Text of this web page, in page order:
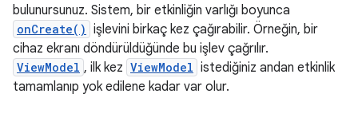
bulunursunuz. Sistem, bir etkinliğin varlığı boyunca
onCreate() işlevini birkaç kez çağırabilir. Örneğin, bir
cihaz ekranı döndürüldüğünde bu işlev çağrılır.
ViewModel , ilk kez ViewModel istediğiniz andan etkinlik
tamamlanıp yok edilene kadar var olur.